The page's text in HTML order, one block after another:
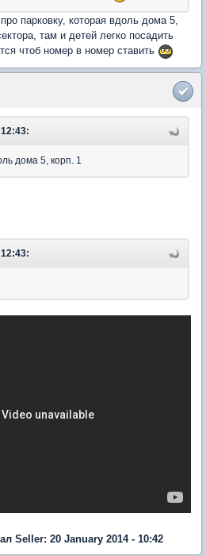
парковку, которая вдоль дома 5,
там и детей легко посадить
чтоб номер в номер ставить
дома 5, корп. 1
Seller: 20 January 2014 - 10:42